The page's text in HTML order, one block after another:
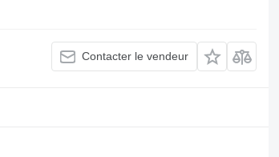
Contacter le vendeur